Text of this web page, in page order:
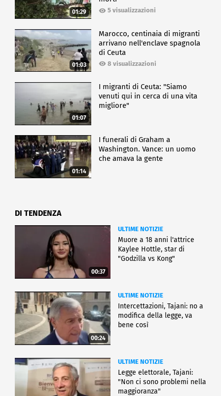
01:29 5 visualizzazioni
01:03
Marocco, centinaia di migranti
arrivano nell'enclave spagnola
di Ceuta
8 visualizzazioni
01:07
I migranti di Ceuta: "Siamo
venuti qui in cerca di una vita
migliore"
01:14
I funerali di Graham a
Washington. Vance: un uomo
che amava la gente
DI TENDENZA
00:37
ULTIME NOTIZIE
Muore a 18 anni l'attrice
Kaylee Hottle, star di
"Godzilla vs Kong"
00:24
ULTIME NOTIZIE
Intercettazioni, Tajani: no a
modifica della legge, va
bene così
ULTIME NOTIZIE
Legge elettorale, Tajani:
"Non ci sono problemi nella
maggioranza"